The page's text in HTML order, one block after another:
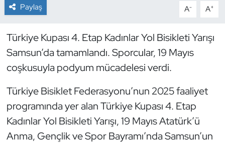
Paylaş A- A+
Türkiye Kupası 4. Etap Kadınlar Yol Bisikleti Yarışı
Samsun’da tamamlandı. Sporcular, 19 Mayıs
coşkusuyla podyum mücadelesi verdi.
Türkiye Bisiklet Federasyonu’nun 2025 faaliyet
programında yer alan Türkiye Kupası 4. Etap
Kadınlar Yol Bisikleti Yarışı, 19 Mayıs Atatürk’ü
Anma, Gençlik ve Spor Bayramı’nda Samsun’un
Dans Sporları
Dövüş Sanatı
E-Spor
Futbol
Futsal